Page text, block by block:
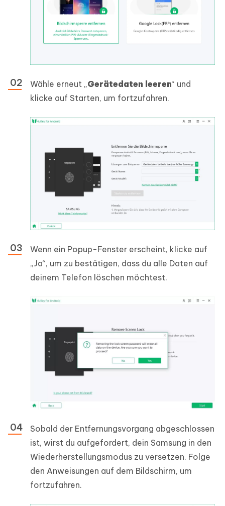
Wähle erneut „Gerätedaten leeren“ und
klicke auf Starten, um fortzufahren.
Wenn ein Popup-Fenster erscheint, klicke auf
„Ja“, um zu bestätigen, dass du alle Daten auf
deinem Telefon löschen möchtest.
Sobald der Entfernungsvorgang abgeschlossen
ist, wirst du aufgefordert, dein Samsung in den
Wiederherstellungsmodus zu versetzen. Folge
den Anweisungen auf dem Bildschirm, um
fortzufahren.